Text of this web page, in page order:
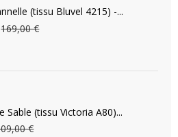
(tissu Bluvel 4215) -...
169,00 €
Sable (tissu Victoria A80)...
€